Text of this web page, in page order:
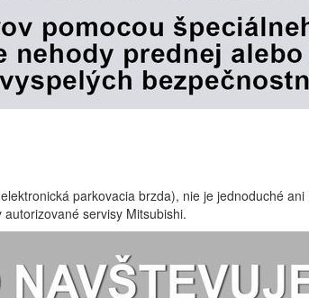
parkovacia brzda), nie je jednoduché
servisy Mitsubishi.